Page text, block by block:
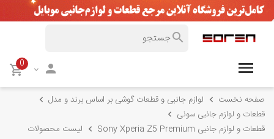
0
صفحه نخست
لوازم جانبی و قطعات گوشی بر اساس برند و مدل
قطعات و لوازم جانبی سونی
قطعات و لوازم جانبی Sony Xperia Z5 Premium
لیست محصولات